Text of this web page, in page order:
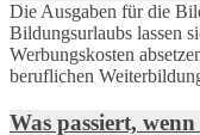
Die Ausgaben für die
Bildungsurlaubs lassen
Werbungskosten
beruflichen
Was passiert,